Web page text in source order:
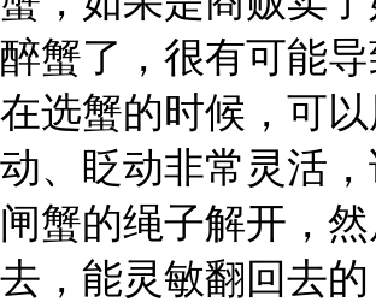
醉蟹了，很有可能
在选蟹的时候，可
动、眨动非常灵活
闸蟹的绳子解开，
去，能灵敏翻回去